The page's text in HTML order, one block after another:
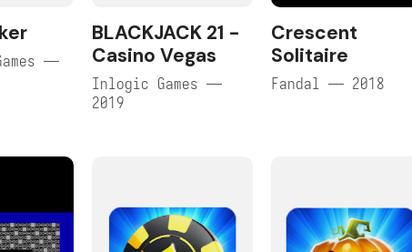
—
BLACKJACK 21 -
Casino Vegas
Inlogic Games —
2019
Crescent
Solitaire
Fandal — 2018